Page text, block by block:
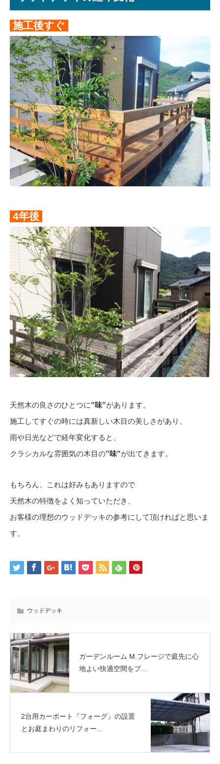
施工後すぐ
4年後
天然木の良さのひとつに”味”があります。
施工してすぐの時には真新しい木目の美しさがあり、
雨や日光などで経年変化すると、
クラシカルな雰囲気の木目の”味”が出てきます。
もちろん、これは好みもありますので
天然木の特徴をよく知っていただき、
お客様の理想のウッドデッキの参考にして頂ければと思いま
す。
ウッドデッキ
ガーデンルーム M.フレージで庭先に心
地よい快適空間をプ...
2台用カーポート『フォーグ』の設置
とお庭まわりのリフォー...